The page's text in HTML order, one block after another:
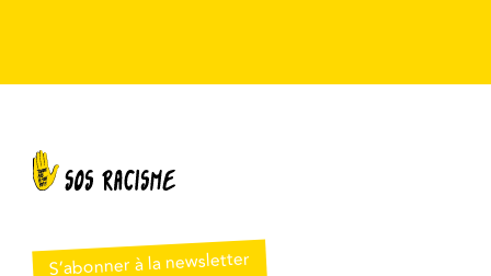
S’abonner à la newsletter